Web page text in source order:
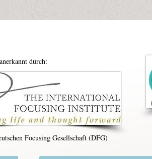
Focusing Gesellschaft (DFG)
durch: